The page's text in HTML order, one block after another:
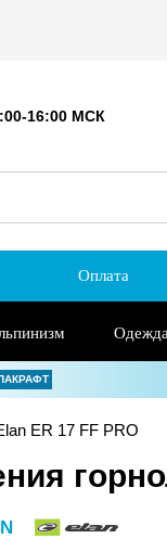
16:00 МСК
Оплата
Одежда
ER 17 FF PRO